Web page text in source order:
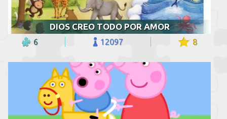
DIOS CREO TODO POR AMOR
6 12097 8